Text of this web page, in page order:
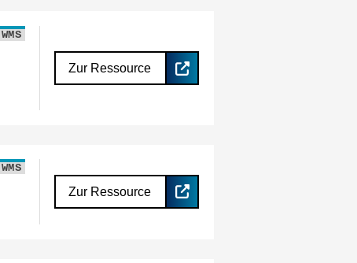
WMS
Zur Ressource
WMS
Zur Ressource